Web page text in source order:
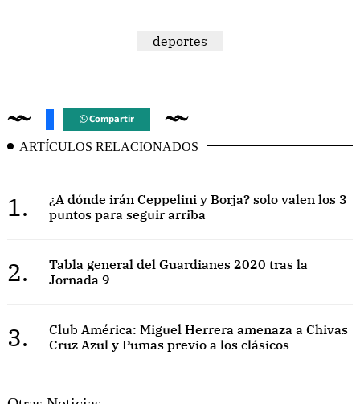
deportes
Compartir
ARTÍCULOS RELACIONADOS
1.
¿A dónde irán Ceppelini y Borja? solo valen los 3
puntos para seguir arriba
2.
Tabla general del Guardianes 2020 tras la
Jornada 9
3.
Club América: Miguel Herrera amenaza a Chivas
Cruz Azul y Pumas previo a los clásicos